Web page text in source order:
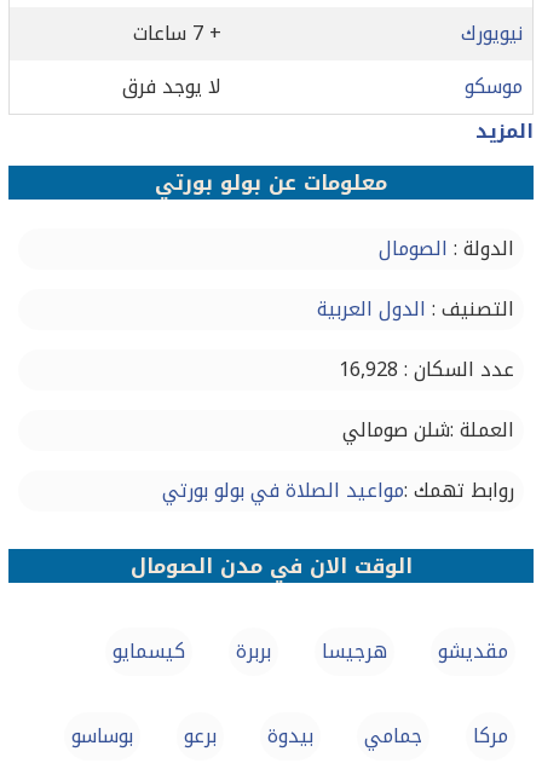
نيويورك
+ 7 ساعات
موسكو
لا يوجد فرق
المزيد
معلومات عن بولو بورتي
الدولة : الصومال
التصنيف : الدول العربية
عدد السكان : 16,928
العملة :شلن صومالي
روابط تهمك :مواعيد الصلاة في بولو بورتي
الوقت الان في مدن الصومال
مقديشو‎ هرجيسا بربرة كيسمايو
مركا‎ جمامي بيدوة برعو بوساسو‎